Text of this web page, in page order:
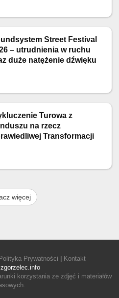
Street Festival
– utrudnienia w ruchu
duże natężenie dźwięku
Turowa z
na rzecz
Transformacji
więcej
Prywatności | Kontakt
korzystania ze zdjęć i materiałów